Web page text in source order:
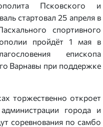
Псковского и
стартовал 25 апреля в
спортивного
пройдёт 1 мая в
епископа
Варнавы при поддержке
торжественно откроет
города и
соревнования по самбо